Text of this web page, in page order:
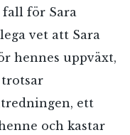
för Sara
vet att Sara
hennes uppväxt,
trotsar
ett
och kastar